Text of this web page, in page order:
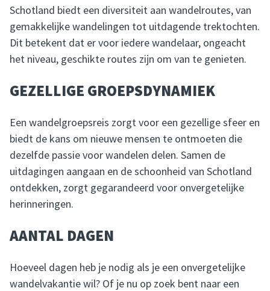
Schotland biedt een diversiteit aan wandelroutes, van
gemakkelijke wandelingen tot uitdagende trektochten.
Dit betekent dat er voor iedere wandelaar, ongeacht
het niveau, geschikte routes zijn om van te genieten.
GEZELLIGE GROEPSDYNAMIEK
Een wandelgroepsreis zorgt voor een gezellige sfeer en
biedt de kans om nieuwe mensen te ontmoeten die
dezelfde passie voor wandelen delen. Samen de
uitdagingen aangaan en de schoonheid van Schotland
ontdekken, zorgt gegarandeerd voor onvergetelijke
herinneringen.
AANTAL DAGEN
Hoeveel dagen heb je nodig als je een onvergetelijke
wandelvakantie wil? Of je nu op zoek bent naar een